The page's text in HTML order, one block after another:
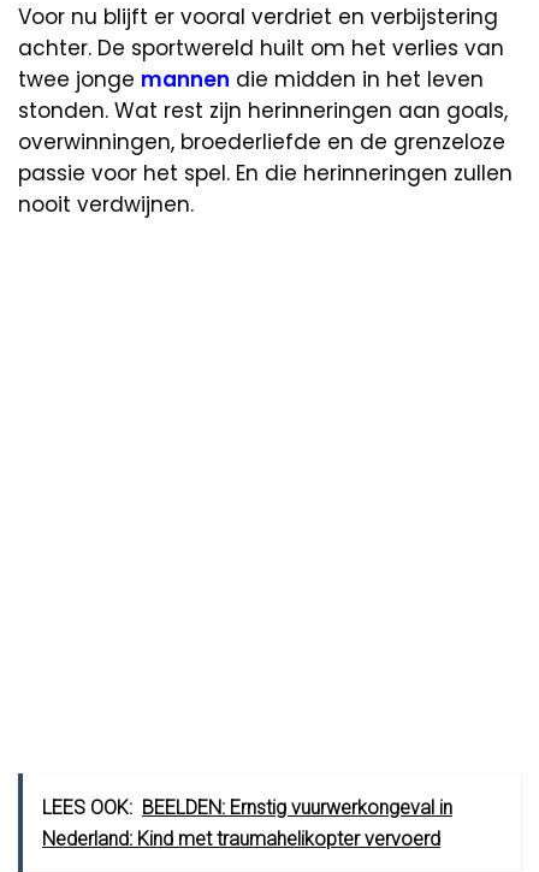
Voor nu blijft er vooral verdriet en verbijstering
achter. De sportwereld huilt om het verlies van
twee jonge mannen die midden in het leven
stonden. Wat rest zijn herinneringen aan goals,
overwinningen, broederliefde en de grenzeloze
passie voor het spel. En die herinneringen zullen
nooit verdwijnen.
LEES OOK: BEELDEN: Ernstig vuurwerkongeval in
Nederland: Kind met traumahelikopter vervoerd